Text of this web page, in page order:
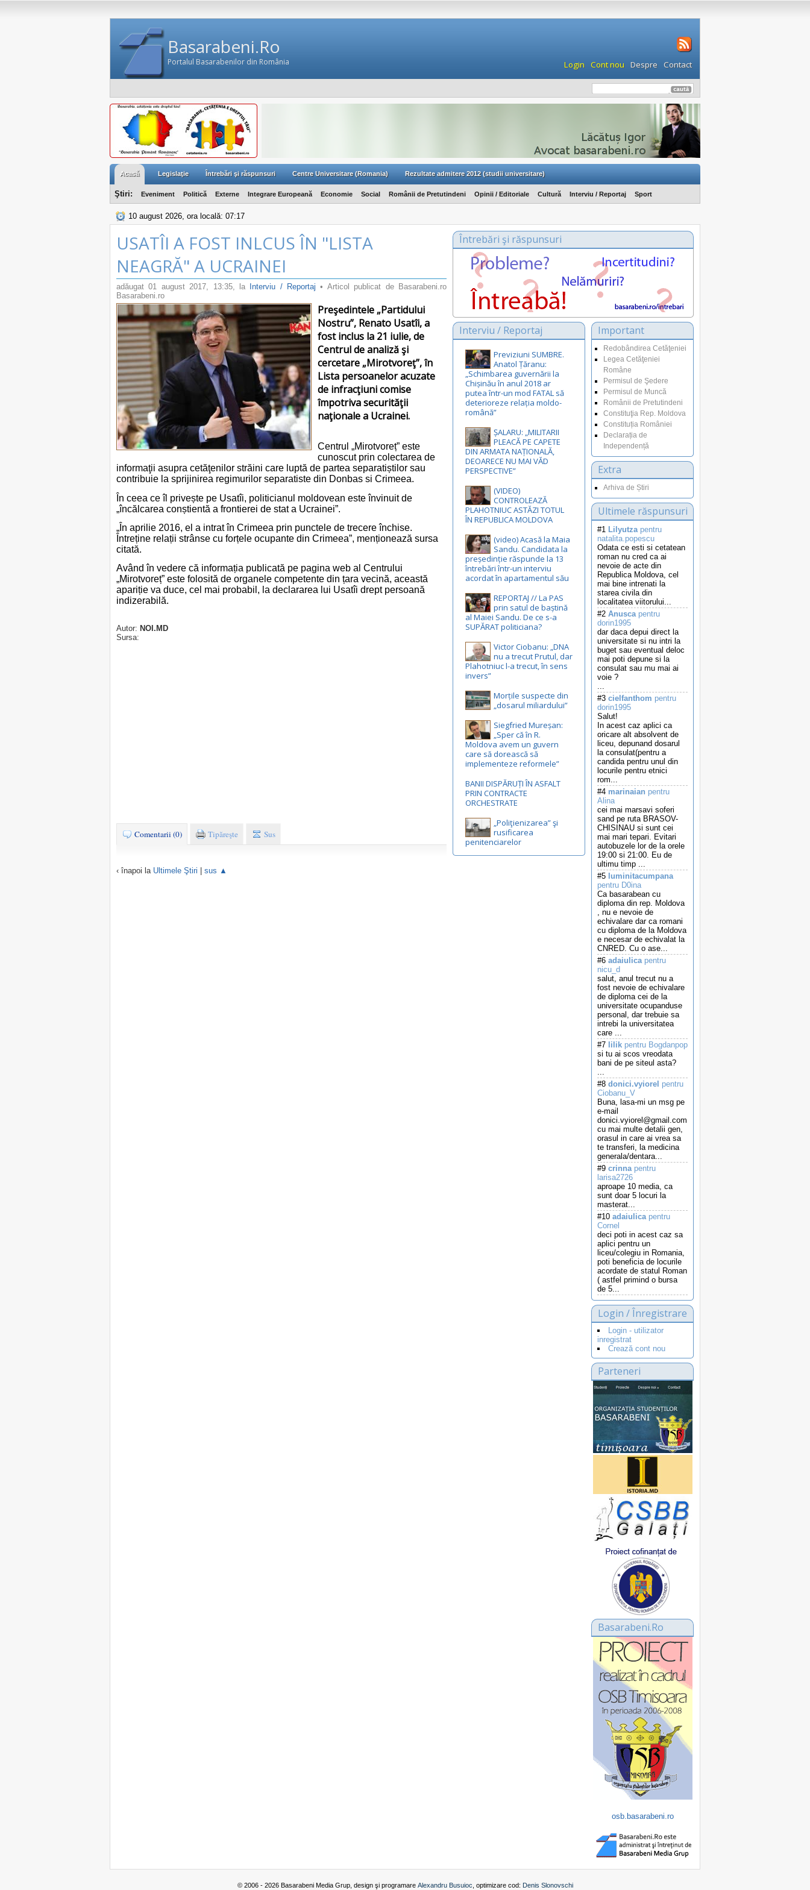
Basarabeni.Ro
Portalul Basarabenilor din România Login Cont nou Despre Contact
Acasă Legislaţie Întrebări şi răspunsuri Centre Universitare (Romania) Rezultate admitere 2012 (studii universitare)
Ştiri: Eveniment Politică Externe Integrare Europeană Economie Social Românii de Pretutindeni Opinii / Editoriale Cultură Interviu / Reportaj Sport
10 august 2026, ora locală: 07:17
USATÎI A FOST INLCUS ÎN "LISTA
NEAGRĂ" A UCRAINEI
adăugat01 august 2017, 13:35, la Interviu / Reportaj • Articol publicat de Basarabeni.ro
Basarabeni.ro
Preşedintele „Partidului
Nostru”, Renato Usatîi, a
fost inclus la 21 iulie, de
Centrul de analiză şi
cercetare „Mirotvoreţ”, în
Lista persoanelor acuzate
de infracţiuni comise
împotriva securităţii
naţionale a Ucrainei.
Centrul „Mirotvoreț” este
cunoscut prin colectarea de
informaţii asupra cetăţenilor străini care luptă de partea separatiștilor sau
contribuie la sprijinirea regimurilor separatiste din Donbas si Crimeea.
În ceea ce îl privește pe Usatîi, politicianul moldovean este învinuit de
„încălcarea conștientă a frontierei de stat a Ucrainei”.
„În aprilie 2016, el a intrat în Crimeea prin punctele de trecere închise.
Întreține relații strânse cu forțele ocupante din Crimeea”, menționează sursa
citată.
Având în vedere că informația publicată pe pagina web al Centrului
„Mirotvoreț” este folosită de organele competente din țara vecină, această
apariție va duce, cel mai probabil, la declararea lui Usatîi drept persoană
indizerabilă.
Autor: NOI.MD
Sursa:
Comentarii (0) Tipăreşte Sus
‹ înapoi la Ultimele Ştiri | sus ▲
Întrebări şi răspunsuri
Important
Redobândirea Cetăţeniei
Legea Cetăţeniei
Române
Permisul de Şedere
Permisul de Muncă
Românii de Pretutindeni
Constituţia Rep. Moldova
Constituția României
Declarația de
Independență
Extra
Arhiva de Știri
Ultimele răspunsuri
#1 Lilyutzapentru
natalita.popescu
Odata ce esti si cetatean
roman nu cred ca ai
nevoie de acte din
Republica Moldova, cel
mai bine intrenati la
starea civila din
localitatea viitorului...
#2 Anuscapentru
dorin1995
dar daca depui direct la
universitate si nu intri la
buget sau eventual deloc
mai poti depune si la
consulat sau mu mai ai
voie ?
...
#3 cielfanthom pentru
dorin1995
Salut!
In acest caz aplici ca
oricare alt absolvent de
liceu, depunand dosarul
la consulat(pentru a
candida pentru unul din
locurile pentru etnici
rom...
#4 marinaian pentru
Alina
cei mai marsavi soferi
sand pe ruta BRASOV-
CHISINAU si sunt cei
mai mari tepari. Evitari
autobuzele lor de la orele
19:00 si 21:00. Eu de
ultimu timp ...
#5 luminitacumpana
pentru D0ina
Ca basarabean cu
diploma din rep. Moldova
, nu e nevoie de
echivalare dar ca romani
cu diploma de la Moldova
e necesar de echivalat la
CNRED. Cu o ase...
#6 adaiulicapentru
nicu_d
salut, anul trecut nu a
fost nevoie de echivalare
de diploma cei de la
universitate ocupanduse
personal, dar trebuie sa
intrebi la universitatea
care ...
#7 lilik pentru Bogdanpop
si tu ai scos vreodata
bani de pe siteul asta?
...
#8 donici.vyiorel pentru
Ciobanu_V
Buna, lasa-mi un msg pe
e-mail
donici.vyiorel@gmail.com
cu mai multe detalii gen,
orasul in care ai vrea sa
te transferi, la medicina
generala/dentara...
#9 crinnapentru
larisa2726
aproape 10 media, ca
sunt doar 5 locuri la
masterat...
#10 adaiulicapentru
Cornel
deci poti in acest caz sa
aplici pentru un
liceu/colegiu in Romania,
poti beneficia de locurile
acordate de statul Roman
( astfel primind o bursa
de 5...
Login / Înregistrare
Login - utilizator
inregistrat
Crează cont nou
Parteneri
Basarabeni.Ro
osb.basarabeni.ro
Interviu / Reportaj
Previziuni SUMBRE.
Anatol Țăranu:
„Schimbarea guvernării la
Chișinău în anul 2018 ar
putea într-un mod FATAL să
deterioreze relația moldo-
română”
ȘALARU: „MILITARII
PLEACĂ PE CAPETE
DIN ARMATA NAȚIONALĂ,
DEOARECE NU MAI VĂD
PERSPECTIVE”
(VIDEO)
CONTROLEAZĂ
PLAHOTNIUC ASTĂZI TOTUL
ÎN REPUBLICA MOLDOVA
(video) Acasă la Maia
Sandu. Candidata la
președinție răspunde la 13
întrebări într-un interviu
acordat în apartamentul său
REPORTAJ // La PAS
prin satul de baștină
al Maiei Sandu. De ce s-a
SUPĂRAT politiciana?
Victor Ciobanu: „DNA
nu a trecut Prutul, dar
Plahotniuc l-a trecut, în sens
invers”
Morțile suspecte din
„dosarul miliardului”
Siegfried Mureșan:
„Sper că în R.
Moldova avem un guvern
care să dorească să
implementeze reformele”
BANII DISPĂRUȚI ÎN ASFALT
PRIN CONTRACTE
ORCHESTRATE
„Poliţienizarea” şi
rusificarea
penitenciarelor
© 2006 - 2026 Basarabeni Media Grup, design şi programare Alexandru Busuioc , optimizare cod: Denis Slonovschi